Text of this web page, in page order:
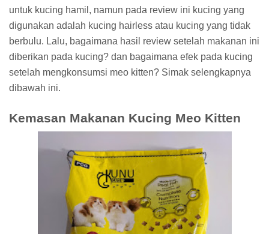
untuk kucing hamil, namun pada review ini kucing yang
digunakan adalah kucing hairless atau kucing yang tidak
berbulu. Lalu, bagaimana hasil review setelah makanan ini
diberikan pada kucing? dan bagaimana efek pada kucing
setelah mengkonsumsi meo kitten? Simak selengkapnya
dibawah ini.
Kemasan Makanan Kucing Meo Kitten